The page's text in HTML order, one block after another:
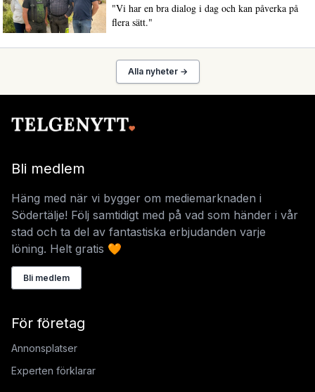
"Vi har en bra dialog i dag och kan påverka på
flera sätt."
Alla nyheter →
Bli medlem
Häng med när vi bygger om mediemarknaden i
Södertälje! Följ samtidigt med på vad som händer i vår
stad och ta del av fantastiska erbjudanden varje
löning. Helt gratis 🧡
Bli medlem
För företag
Annonsplatser
Experten förklarar